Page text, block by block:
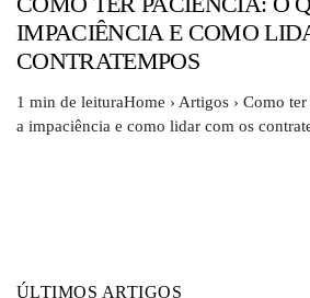
IMPACIÊNCIA E COMO
CONTRATEMPOS
1 min de leituraHome › Artigos › Como
a impaciência e como lidar com os
ÚLTIMOS ARTIGOS